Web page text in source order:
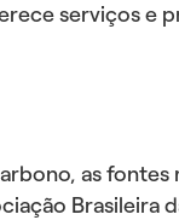
serviços e
as
Brasileira